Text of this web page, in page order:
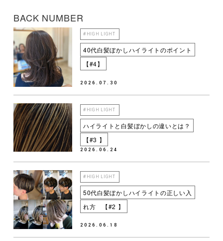
BACK NUMBER
#HIGH LIGHT
40代白髪ぼかしハイライトのポイント
【#4】
2026.07.30
#HIGH LIGHT
ハイライトと白髪ぼかしの違いとは？
【#3 】
2026.06.24
#HIGH LIGHT
50代白髪ぼかしハイライトの正しい入
れ方 【#2 】
2026.06.18